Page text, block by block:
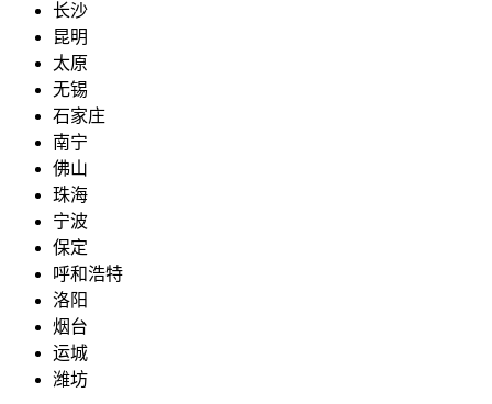
长沙
昆明
太原
无锡
石家庄
南宁
佛山
珠海
宁波
保定
呼和浩特
洛阳
烟台
运城
潍坊